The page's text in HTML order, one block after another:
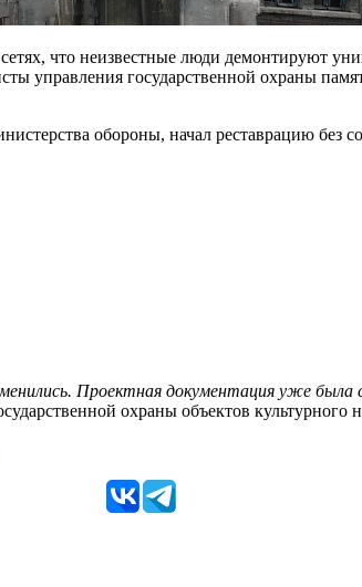
что неизвестные люди демонтируют
управления государственной охраны
обороны, начал реставрацию без
Проектная документация уже была
охраны объектов